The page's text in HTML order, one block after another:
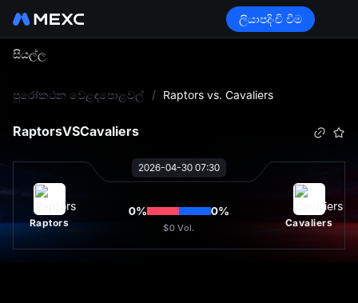
ලියාපදිංචි වීම
සියල්ල
පුරෝකථන වෙළඳපොළවල් / Raptors vs. Cavaliers
RaptorsVSCavaliers
2026-04-30 07:30
Raptors
0% 0%
$0 Vol. Cavaliers